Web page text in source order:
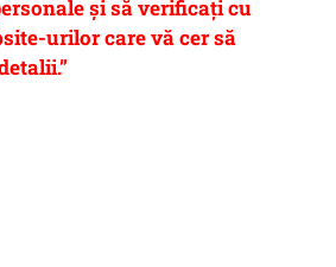
și să verificați cu
urilor care vă cer să